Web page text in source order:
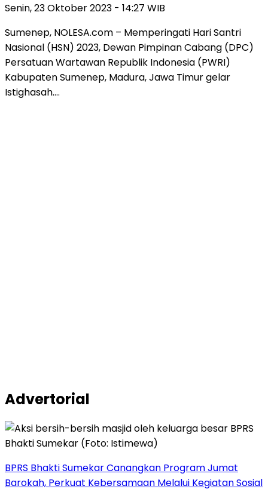
Senin, 23 Oktober 2023 - 14:27 WIB
Sumenep, NOLESA.com – Memperingati Hari Santri
Nasional (HSN) 2023, Dewan Pimpinan Cabang (DPC)
Persatuan Wartawan Republik Indonesia (PWRI)
Kabupaten Sumenep, Madura, Jawa Timur gelar
Istighasah….
Advertorial
BPRS Bhakti Sumekar Canangkan Program Jumat
Barokah, Perkuat Kebersamaan Melalui Kegiatan Sosial